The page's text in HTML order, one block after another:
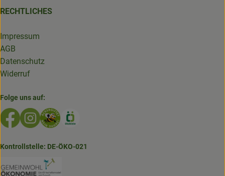
RECHTLICHES
Impressum
AGB
Datenschutz
Widerruf
Folge uns auf:
Externer Link zu https://www.facebook.com/
Externer Link zu https://www.instagram.com/
Externer Link zu https://www.bioladen-
Kontrollstelle: DE-ÖKO-021